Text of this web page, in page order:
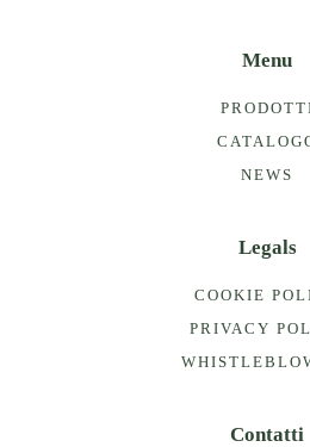
Menu
NEWS
Legals
COOKIE
PRIVACY
Contatti